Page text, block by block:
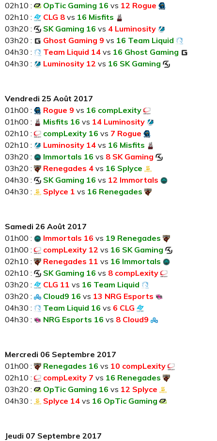
02h10 : OpTic Gaming 16 vs 12 Rogue
02h10 :
CLG 8 vs 16 Misfits
03h20 :
SK Gaming 16 vs 4 Luminosity
03h20 :
Ghost Gaming 9 vs 16 Team Liquid
04h30 :
Team Liquid 14 vs 16 Ghost Gaming
04h30 :
Luminosity 12 vs 16 SK Gaming
Vendredi 25 Août 2017
01h00 :
Rogue 9 vs 16 compLexity
01h00 :
Misfits 16 vs 14 Luminosity
02h10 :
compLexity 16 vs 7 Rogue
02h10 :
Luminosity 14 vs 16 Misfits
03h20 :
Immortals 16 vs 8 SK Gaming
03h20 :
Renegades 4 vs 16 Splyce
04h30 :
SK Gaming 16 vs 12 Immortals
04h30 :
Splyce 1 vs 16 Renegades
Samedi 26 Août 2017
01h00 :
Immortals 16 vs 19 Renegades
01h00 :
compLexity 12 vs 16 SK Gaming
02h10 :
Renegades 11 vs 16 Immortals
02h10 :
SK Gaming 16 vs 8 compLexity
03h20 :
CLG 11 vs 16 Team Liquid
03h20 :
Cloud9 16 vs 13 NRG Esports
04h30 :
Team Liquid 16 vs 6 CLG
04h30 :
NRG Esports 16 vs 8 Cloud9
Mercredi 06 Septembre 2017
01h00 :
Renegades 16 vs 10 compLexity
02h10 :
compLexity 7 vs 16 Renegades
03h20 :
OpTic Gaming 16 vs 12 Splyce
04h30 :
Splyce 14 vs 16 OpTic Gaming
Jeudi 07 Septembre 2017